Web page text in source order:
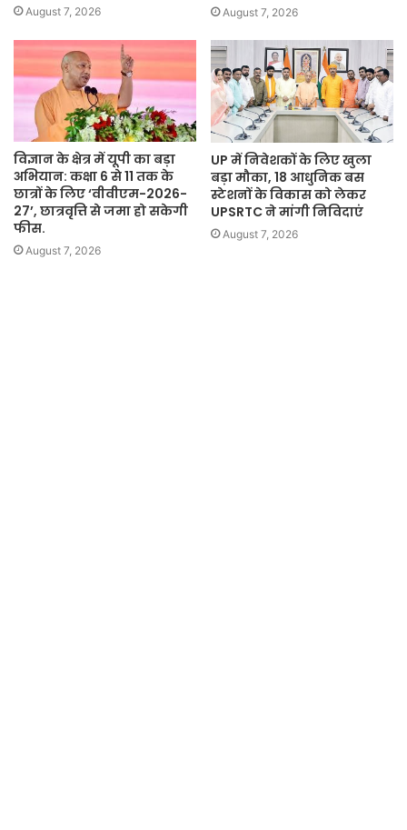
August 7, 2026 August 7, 2026
विज्ञान के क्षेत्र में यूपी का बड़ा
अभियान: कक्षा 6 से 11 तक के
छात्रों के लिए ‘वीवीएम-2026-
27’, छात्रवृत्ति से जमा हो सकेगी
फीस.
August 7, 2026
UP में निवेशकों के लिए खुला
बड़ा मौका, 18 आधुनिक बस
स्टेशनों के विकास को लेकर
UPSRTC ने मांगी निविदाएं
August 7, 2026